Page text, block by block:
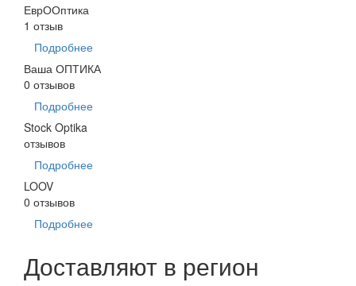
ЕврООптика
1 отзыв
Подробнее
Ваша ОПТИКА
0 отзывов
Подробнее
Stock Optika
отзывов
Подробнее
LOOV
0 отзывов
Подробнее
Доставляют в регион